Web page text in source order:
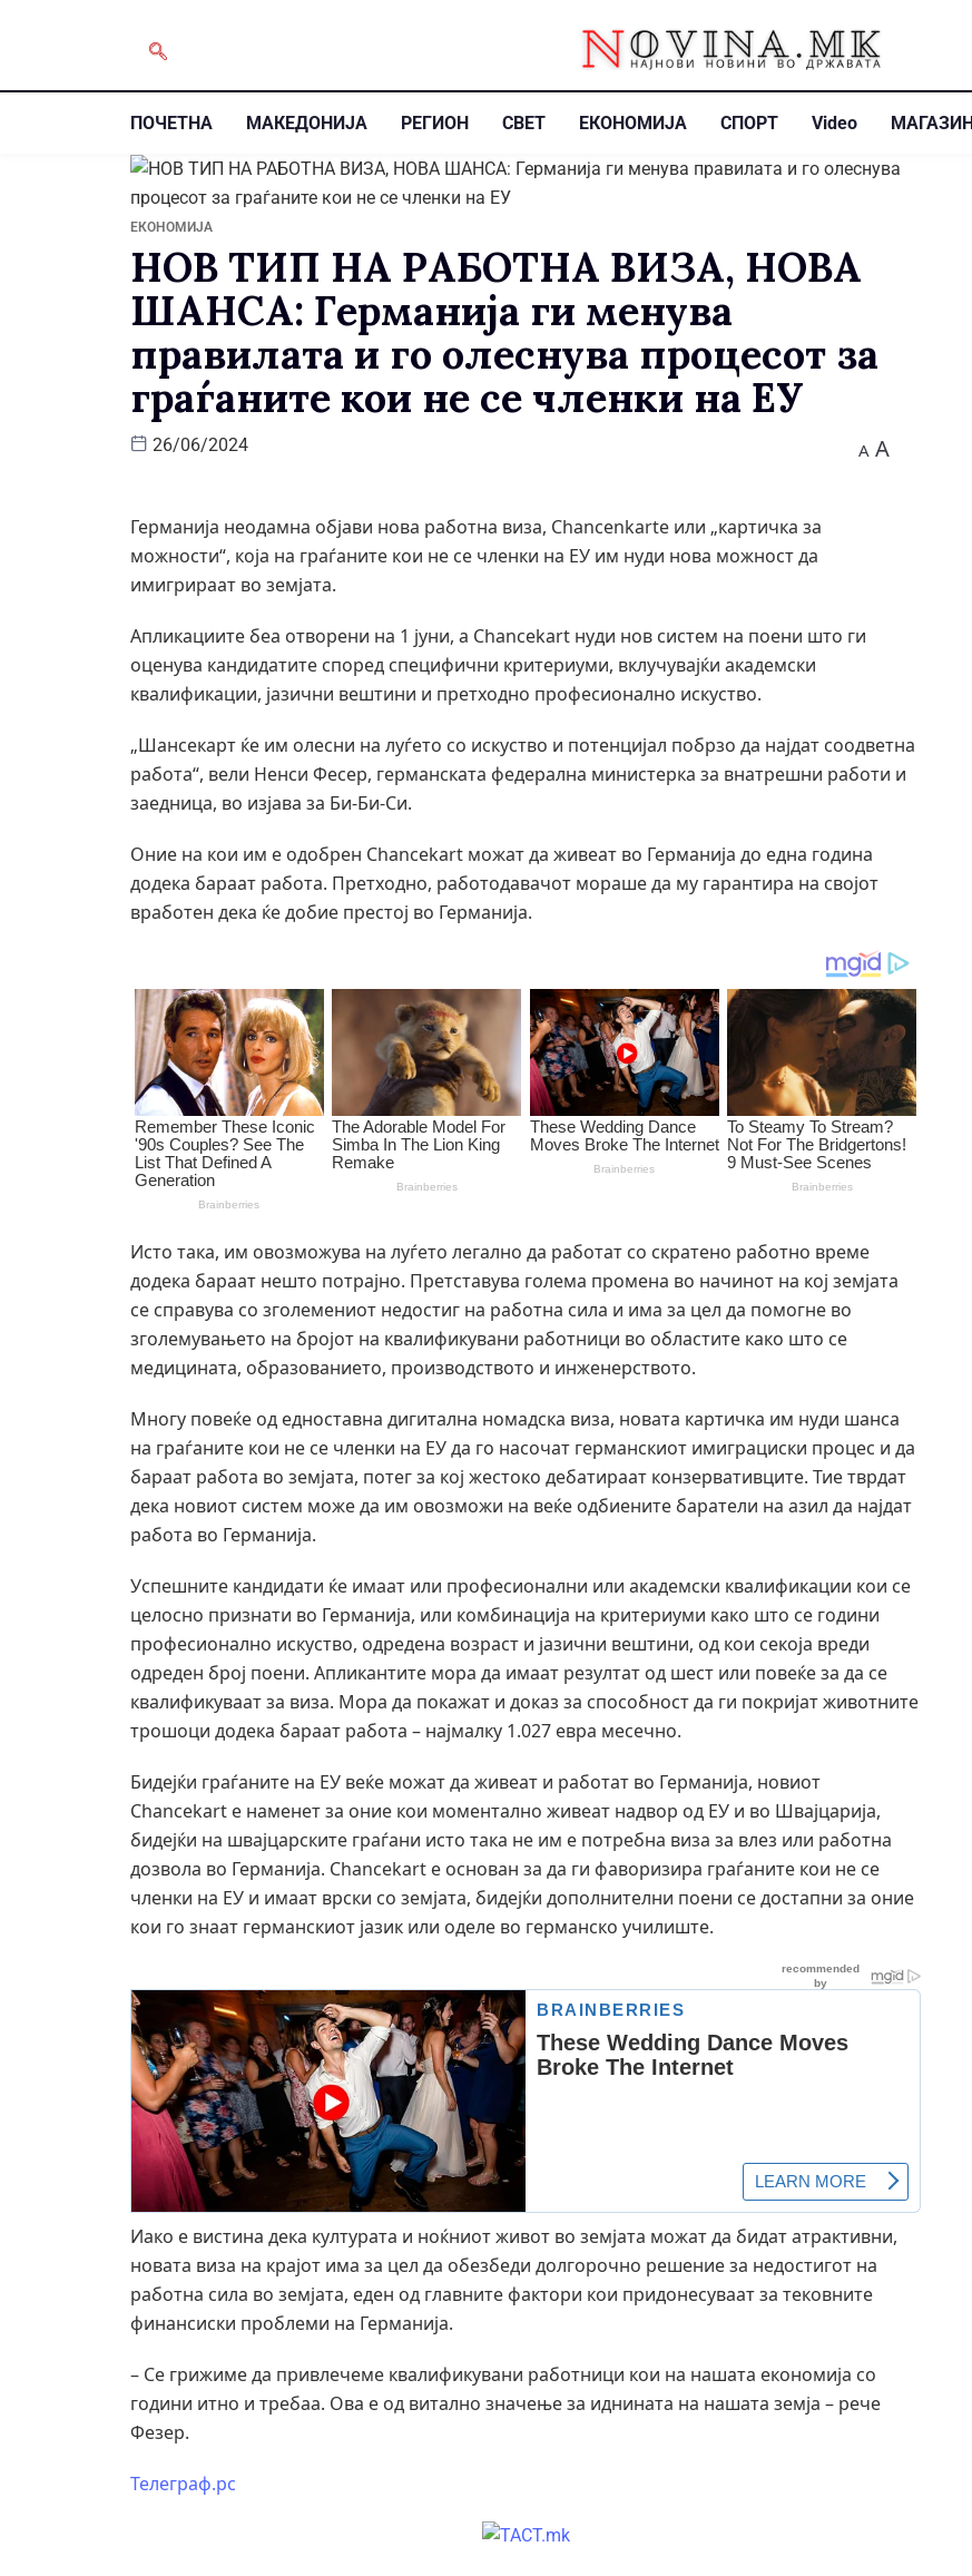
ПОЧЕТНА МАКЕДОНИЈА РЕГИОН СВЕТ ЕКОНОМИЈА СПОРТ Video МАГАЗИН
ЕКОНОМИЈА
НОВ ТИП НА РАБОТНА ВИЗА, НОВА
ШАНСА: Германија ги менува
правилата и го олеснува процесот за
граѓаните кои не се членки на ЕУ
26/06/2024 A A
Германија неодамна објави нова работна виза, Chancenkarte или „картичка за
можности“, која на граѓаните кои не се членки на ЕУ им нуди нова можност да
имигрираат во земјата.
Апликациите беа отворени на 1 јуни, а Chancekart нуди нов систем на поени што ги
оценува кандидатите според специфични критериуми, вклучувајќи академски
квалификации, јазични вештини и претходно професионално искуство.
„Шансекарт ќе им олесни на луѓето со искуство и потенцијал побрзо да најдат соодветна
работа“, вели Ненси Фесер, германската федерална министерка за внатрешни работи и
заедница, во изјава за Би-Би-Си.
Оние на кои им е одобрен Chancekart можат да живеат во Германија до една година
додека бараат работа. Претходно, работодавачот мораше да му гарантира на својот
вработен дека ќе добие престој во Германија.
Исто така, им овозможува на луѓето легално да работат со скратено работно време
додека бараат нешто потрајно. Претставува голема промена во начинот на кој земјата
се справува со зголемениот недостиг на работна сила и има за цел да помогне во
зголемувањето на бројот на квалификувани работници во областите како што се
медицината, образованието, производството и инженерството.
Многу повеќе од едноставна дигитална номадска виза, новата картичка им нуди шанса
на граѓаните кои не се членки на ЕУ да го насочат германскиот имиграциски процес и да
бараат работа во земјата, потег за кој жестоко дебатираат конзервативците. Тие тврдат
дека новиот систем може да им овозможи на веќе одбиените баратели на азил да најдат
работа во Германија.
Успешните кандидати ќе имаат или професионални или академски квалификации кои се
целосно признати во Германија, или комбинација на критериуми како што се години
професионално искуство, одредена возраст и јазични вештини, од кои секоја вреди
одреден број поени. Апликантите мора да имаат резултат од шест или повеќе за да се
квалификуваат за виза. Мора да покажат и доказ за способност да ги покријат животните
трошоци додека бараат работа – најмалку 1.027 евра месечно.
Бидејќи граѓаните на ЕУ веќе можат да живеат и работат во Германија, новиот
Chancekart е наменет за оние кои моментално живеат надвор од ЕУ и во Швајцарија,
бидејќи на швајцарските граѓани исто така не им е потребна виза за влез или работна
дозвола во Германија. Chancekart е основан за да ги фаворизира граѓаните кои не се
членки на ЕУ и имаат врски со земјата, бидејќи дополнителни поени се достапни за оние
кои го знаат германскиот јазик или оделе во германско училиште.
Иако е вистина дека културата и ноќниот живот во земјата можат да бидат атрактивни,
новата виза на крајот има за цел да обезбеди долгорочно решение за недостигот на
работна сила во земјата, еден од главните фактори кои придонесуваат за тековните
финансиски проблеми на Германија.
– Се грижиме да привлечеме квалификувани работници кои на нашата економија со
години итно и требаа. Ова е од витално значење за иднината на нашата земја – рече
Фезер.
Телеграф.рс